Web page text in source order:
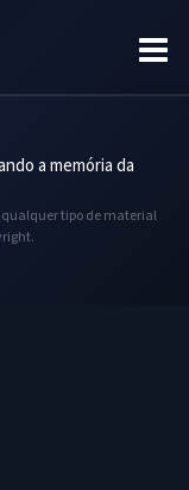
a memória da
qualquer tipo de material